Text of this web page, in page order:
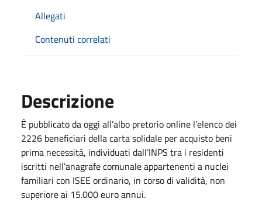
Allegati
Contenuti correlati
Descrizione
È pubblicato da oggi all’albo pretorio online l’elenco dei
2226 beneficiari della carta solidale per acquisto beni
prima necessità, individuati dall’INPS tra i residenti
iscritti nell’anagrafe comunale appartenenti a nuclei
familiari con ISEE ordinario, in corso di validità, non
superiore ai 15.000 euro annui.